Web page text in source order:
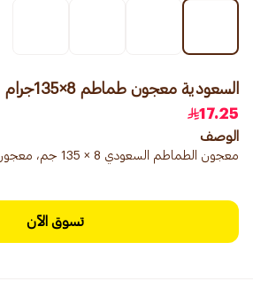
السعودية معجون طماطم 8×135جرام
17.25
الوصف
معجون الطماطم السعودي 8 × 135 جم، معجون طماطم ذو نكهة غنية.
تسوق الآن